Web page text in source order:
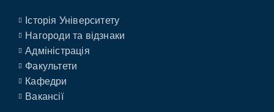
Історія Університету
Нагороди та відзнаки
Адміністрація
Факультети
Кафедри
Вакансії